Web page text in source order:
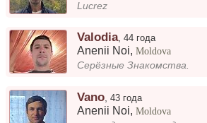
Lucrez
Valodia,44 года
Anenii Noi,Moldova
Серёзные Знакомства.
Vano ,43 года
Anenii Noi,Moldova